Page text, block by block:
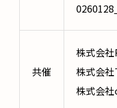
共催
株式会
株式会
株式会